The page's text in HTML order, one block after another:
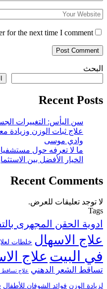
for the next time I comment.
البحث
Recent Posts
سن اليأس: التغييرات
علاج ثبات الوزن وزيادة
وادي موسى
ما لا تعرفه حول
الخيار الأفضل بين
Recent Comments
لا توجد تعليقات للعرض.
Tags
ادوية الحقن المجهرى
علاج الاسهال خلطات
في البيت علاج
تساقط الشعر الدهني علاج تساقط
لزيادة الوزن فوائد الشوفان للأطفال